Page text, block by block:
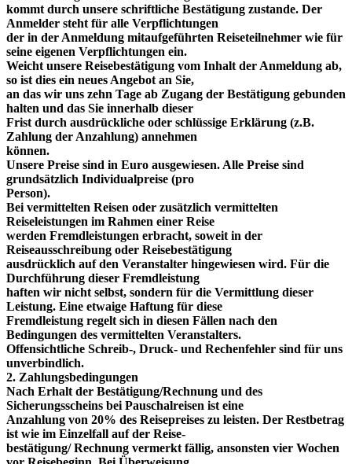
kommt durch unsere schriftliche Bestätigung zustande. Der
Anmelder steht für alle Verpflichtungen
der in der Anmeldung mitaufgeführten Reiseteilnehmer wie für
seine eigenen Verpflichtungen ein.
Weicht unsere Reisebestätigung vom Inhalt der Anmeldung ab,
so ist dies ein neues Angebot an Sie,
an das wir uns zehn Tage ab Zugang der Bestätigung gebunden
halten und das Sie innerhalb dieser
Frist durch ausdrückliche oder schlüssige Erklärung (z.B.
Zahlung der Anzahlung) annehmen
können.
Unsere Preise sind in Euro ausgewiesen. Alle Preise sind
grundsätzlich Individualpreise (pro
Person).
Bei vermittelten Reisen oder zusätzlich vermittelten
Reiseleistungen im Rahmen einer Reise
werden Fremdleistungen erbracht, soweit in der
Reiseausschreibung oder Reisebestätigung
ausdrücklich auf den Veranstalter hingewiesen wird. Für die
Durchführung dieser Fremdleistung
haften wir nicht selbst, sondern für die Vermittlung dieser
Leistung. Eine etwaige Haftung für diese
Fremdleistung regelt sich in diesen Fällen nach den
Bedingungen des vermittelten Veranstalters.
Offensichtliche Schreib-, Druck- und Rechenfehler sind für uns
unverbindlich.
2. Zahlungsbedingungen
Nach Erhalt der Bestätigung/Rechnung und des
Sicherungsscheins bei Pauschalreisen ist eine
Anzahlung von 20% des Reisepreises zu leisten. Der Restbetrag
ist wie im Einzelfall auf der Reise-
bestätigung/ Rechnung vermerkt fällig, ansonsten vier Wochen